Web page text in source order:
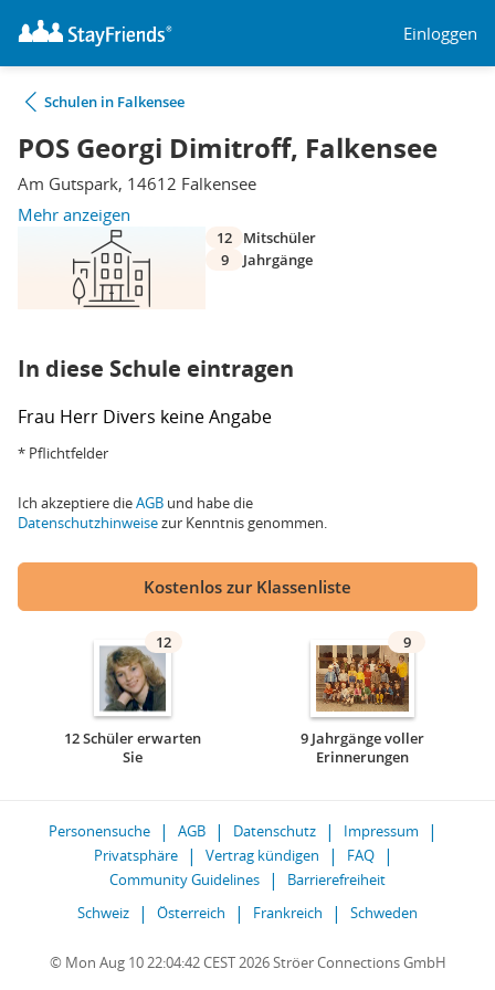
Einloggen
Schulen in Falkensee
POS Georgi Dimitroff, Falkensee
Am Gutspark, 14612 Falkensee
Mehr anzeigen
12
Mitschüler
9
Jahrgänge
In diese Schule eintragen
Frau Herr Divers keine Angabe
* Pflichtfelder
Ich akzeptiere dieAGB und habe die
Datenschutzhinweisezur Kenntnis genommen.
Kostenlos zur Klassenliste
12
12 Schüler erwarten
Sie
9
9 Jahrgänge voller
Erinnerungen
Personensuche AGB Datenschutz
Impressum
Privatsphäre
Vertrag kündigen
FAQ
Community Guidelines
Barrierefreiheit
Schweiz
Österreich Frankreich Schweden
© Mon Aug 10 22:04:42 CEST 2026 Ströer Connections GmbH